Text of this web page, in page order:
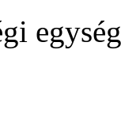
egység